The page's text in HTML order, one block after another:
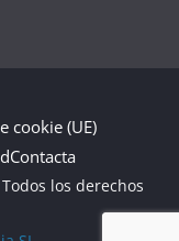
cookie (UE)
Contacta
los derechos